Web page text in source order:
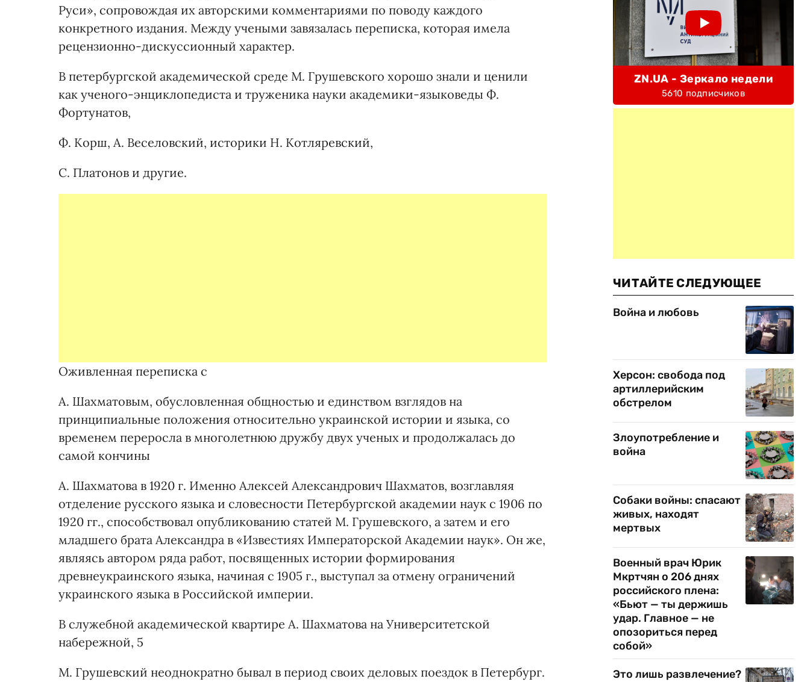
Руси», сопровождая их авторскими комментариями по поводу каждого
конкретного издания. Между учеными завязалась переписка, которая имела
рецензионно-дискуссионный характер.
В петербургской академической среде М. Грушевского хорошо знали и ценили
как ученого-энциклопедиста и труженика науки академики-языковеды Ф.
Фортунатов,
Ф. Корш, А. Веселовский, историки Н. Котляревский,
С. Платонов и другие.
Оживленная переписка с
А. Шахматовым, обусловленная общностью и единством взглядов на
принципиальные положения относительно украинской истории и языка, со
временем переросла в многолетнюю дружбу двух ученых и продолжалась до
самой кончины
А. Шахматова в 1920 г. Именно Алексей Александрович Шахматов, возглавляя
отделение русского языка и словесности Петербургской академии наук с 1906 по
1920 гг., способствовал опубликованию статей М. Грушевского, а затем и его
младшего брата Александра в «Известиях Императорской Академии наук». Он же,
являясь автором ряда работ, посвященных истории формирования
древнеукраинского языка, начиная с 1905 г., выступал за отмену ограничений
украинского языка в Российской империи.
В служебной академической квартире А. Шахматова на Университетской
набережной, 5
М. Грушевский неоднократно бывал в период своих деловых поездок в Петербург.
ZN.UA - Зеркало недели
5610 подписчиков
ЧИТАЙТЕ СЛЕДУЮЩЕЕ
Война и любовь
Херсон: свобода под
артиллерийским
обстрелом
Злоупотребление и
война
Собаки войны: спасают
живых, находят
мертвых
Военный врач Юрик
Мкртчян о 206 днях
российского плена:
«Бьют — ты держишь
удар. Главное — не
опозориться перед
собой»
Это лишь развлечение?